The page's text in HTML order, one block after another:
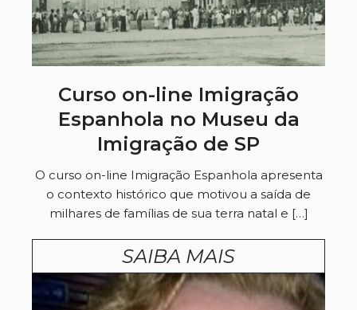
Curso on-line Imigração
Espanhola no Museu da
Imigração de SP
O curso on-line Imigração Espanhola apresenta
o contexto histórico que motivou a saída de
milhares de famílias de sua terra natal e […]
SAIBA MAIS